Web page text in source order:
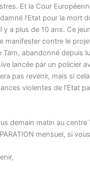
Et la Cour
l’Etat pour la mort
y a plus de 10 ans. Ce
manifester contre le
Tarn, abandonné depuis
lancée par un policier
pas revenir, mais si
violentes de l’Etat
demain matin au
mensuel, si